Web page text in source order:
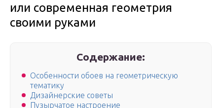
или современная геометрия
своими руками
Содержание:
Особенности обоев на геометрическую
тематику
Дизайнерские советы
Пузырчатое настроение